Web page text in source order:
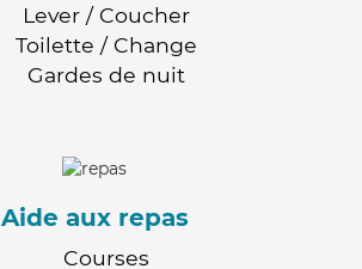
Lever / Coucher
Toilette / Change
Gardes de nuit
Aide aux repas
Courses